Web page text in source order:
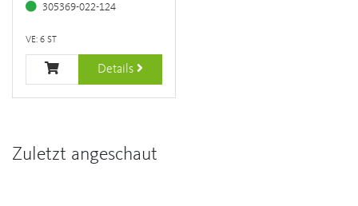
305369-022-124
VE: 6 ST
Details
Zuletzt angeschaut